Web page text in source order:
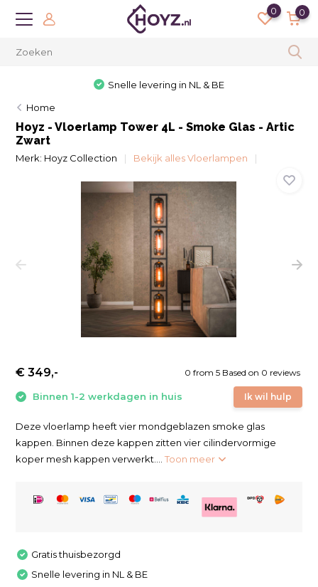
0 0
Snelle levering in NL & BE
Home
Hoyz - Vloerlamp Tower 4L - Smoke Glas - Artic
Zwart
Merk: Hoyz Collection Bekijk alles Vloerlampen
0 from 5 Based on 0 reviews
Ik wil hulp
€ 349,-
Binnen 1-2 werkdagen in huis
Deze vloerlamp heeft vier mondgeblazen smoke glas
kappen. Binnen deze kappen zitten vier cilindervormige
koper mesh kappen verwerkt....Toon meer
Gratis thuisbezorgd
Snelle levering in NL & BE